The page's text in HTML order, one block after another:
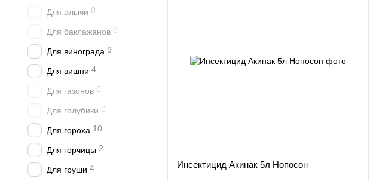
Инсектицид Акинак 5л Нопосон
Для алычи 0
Для баклажанов 0
Для винограда 9
Для вишни 4
Для газонов 0
Для голубики 0
Для гороха 10
Для горчицы 2
Для груши 4